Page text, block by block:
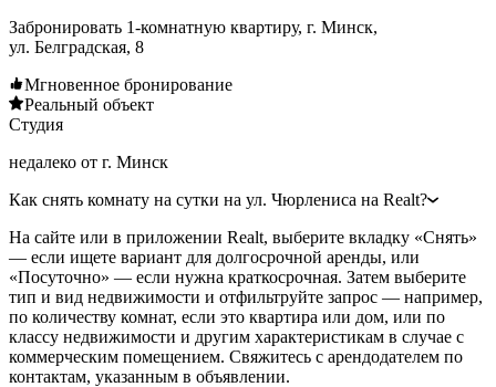
Забронировать 1-комнатную квартиру, г. Минск,
ул. Белградская, 8
Мгновенное бронирование
Реальный объект
Студия
недалеко от г. Минск
Как снять комнату на сутки на ул. Чюрлениса на Realt?
На сайте или в приложении Realt, выберите вкладку «Снять»
— если ищете вариант для долгосрочной аренды, или
«Посуточно» — если нужна краткосрочная. Затем выберите
тип и вид недвижимости и отфильтруйте запрос — например,
по количеству комнат, если это квартира или дом, или по
классу недвижимости и другим характеристикам в случае с
коммерческим помещением. Свяжитесь с арендодателем по
контактам, указанным в объявлении.